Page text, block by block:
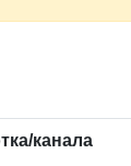
канала